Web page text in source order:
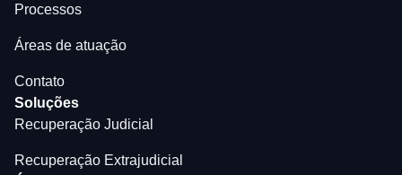
Processos
Áreas de atuação
Contato
Soluções
Recuperação Judicial
Recuperação Extrajudicial